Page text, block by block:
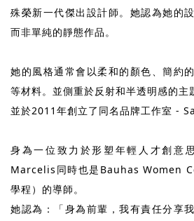
殊榮新一代傑出設計師。她認為她的
而非單純的靜態作品。
她的風格通常會以柔和的顏色、簡約
等材料。並側重於反射和半透明感的主
並於2011年創立了同名品牌工作室 -
身為一位致力於形塑年輕人才創意
Marcelis同時也是Bauhas Women
學程）的導師。
她認為：「身為前輩，我有責任分享